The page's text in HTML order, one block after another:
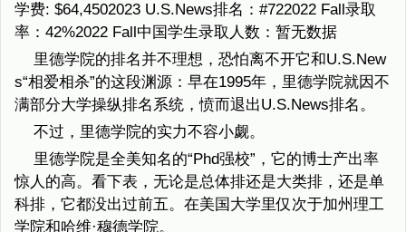
学费: $64,4502023 U.S.News排名：#722022 Fall录取
率：42%2022 Fall中国学生录取人数：暂无数据
里德学院的排名并不理想，恐怕离不开它和U.S.New
s“相爱相杀”的这段渊源：早在1995年，里德学院就因不
满部分大学操纵排名系统，愤而退出U.S.News排名。
不过，里德学院的实力不容小觑。
里德学院是全美知名的“Phd强校”，它的博士产出率
惊人的高。看下表，无论是总体排还是大类排，还是单
科排，它都没出过前五。在美国大学里仅次于加州理工
学院和哈维·穆德学院。